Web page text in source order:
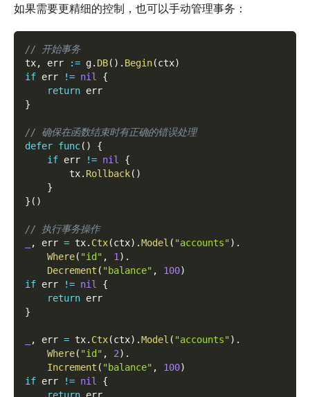
如果需要更精细的控制，也可以手动管理事务：
// 开始事务
tx, err := g. DB( ) . Begin(ctx)
if err != nil
{
return err
}
// 确保在函数结束时有正确的错误处理
defer func( )
{
if err != nil
{
        tx
. Rollback( )
}
} ( )
// 执行事务操作
, err = tx. Ctx(ctx) .Model ( "accounts") .
Where( "id" , 1 ) .
Decrement ( "balance" , 100)
if err != nil
{
return err
}
, err = tx. Ctx(ctx) .Model ( "accounts") .
Where( "id" , 2) .
Increment ( "balance" , 100)
if err != nil
{
return err